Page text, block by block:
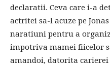
declaratii. Ceva care i-a
actritei sa-l acuze pe
naratiuni pentru a
impotriva mamei fiicelor
amandoi, datorita